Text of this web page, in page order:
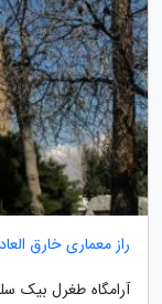
راز معماری خارق
آرامگاه طغرل بیک